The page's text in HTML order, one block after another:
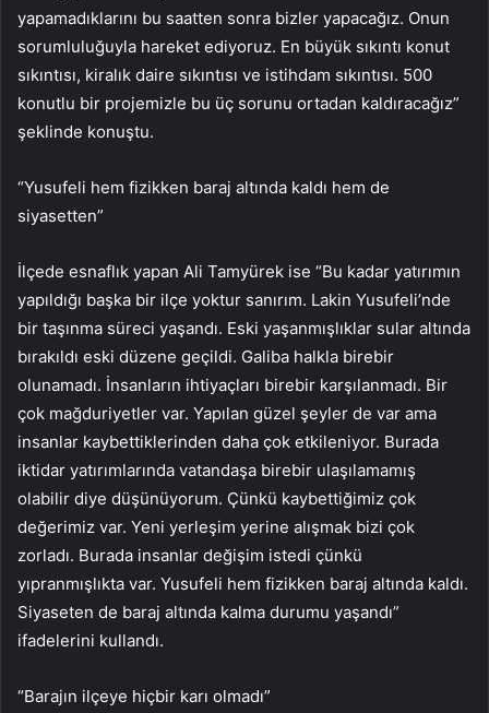
yapamadıklarını bu saatten sonra bizler yapacağız. Onun
sorumluluğuyla hareket ediyoruz. En büyük sıkıntı konut
sıkıntısı, kiralık daire sıkıntısı ve istihdam sıkıntısı. 500
konutlu bir projemizle bu üç sorunu ortadan kaldıracağız”
şeklinde konuştu.
“Yusufeli hem fizikken baraj altında kaldı hem de
siyasetten”
İlçede esnaflık yapan Ali Tamyürek ise “Bu kadar yatırımın
yapıldığı başka bir ilçe yoktur sanırım. Lakin Yusufeli’nde
bir taşınma süreci yaşandı. Eski yaşanmışlıklar sular altında
bırakıldı eski düzene geçildi. Galiba halkla birebir
olunamadı. İnsanların ihtiyaçları birebir karşılanmadı. Bir
çok mağduriyetler var. Yapılan güzel şeyler de var ama
insanlar kaybettiklerinden daha çok etkileniyor. Burada
iktidar yatırımlarında vatandaşa birebir ulaşılamamış
olabilir diye düşünüyorum. Çünkü kaybettiğimiz çok
değerimiz var. Yeni yerleşim yerine alışmak bizi çok
zorladı. Burada insanlar değişim istedi çünkü
yıpranmışlıkta var. Yusufeli hem fizikken baraj altında kaldı.
Siyaseten de baraj altında kalma durumu yaşandı”
ifadelerini kullandı.
“Barajın ilçeye hiçbir karı olmadı”